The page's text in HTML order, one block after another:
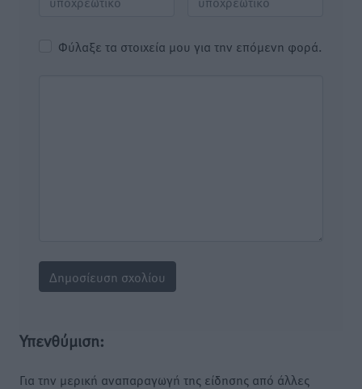
Φύλαξε τα στοιχεία μου για την επόμενη φορά.
Υπενθύμιση:
Για την μερική αναπαραγωγή της είδησης από άλλες